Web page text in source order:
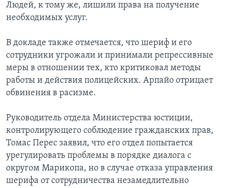
Людей, к тому же, лишили права на получение
необходимых услуг.
В докладе также отмечается, что шериф и его
сотрудники угрожали и принимали репрессивные
меры в отношении тех, кто критиковал методы
работы и действия полицейских. Арпайо отрицает
обвинения в расизме.
Руководитель отдела Министерства юстиции,
контролирующего соблюдение гражданских прав,
Томас Перес заявил, что его отдел попытается
урегулировать проблемы в порядке диалога с
округом Марикопа, но в случае отказа управления
шерифа от сотрудничества незамедлительно